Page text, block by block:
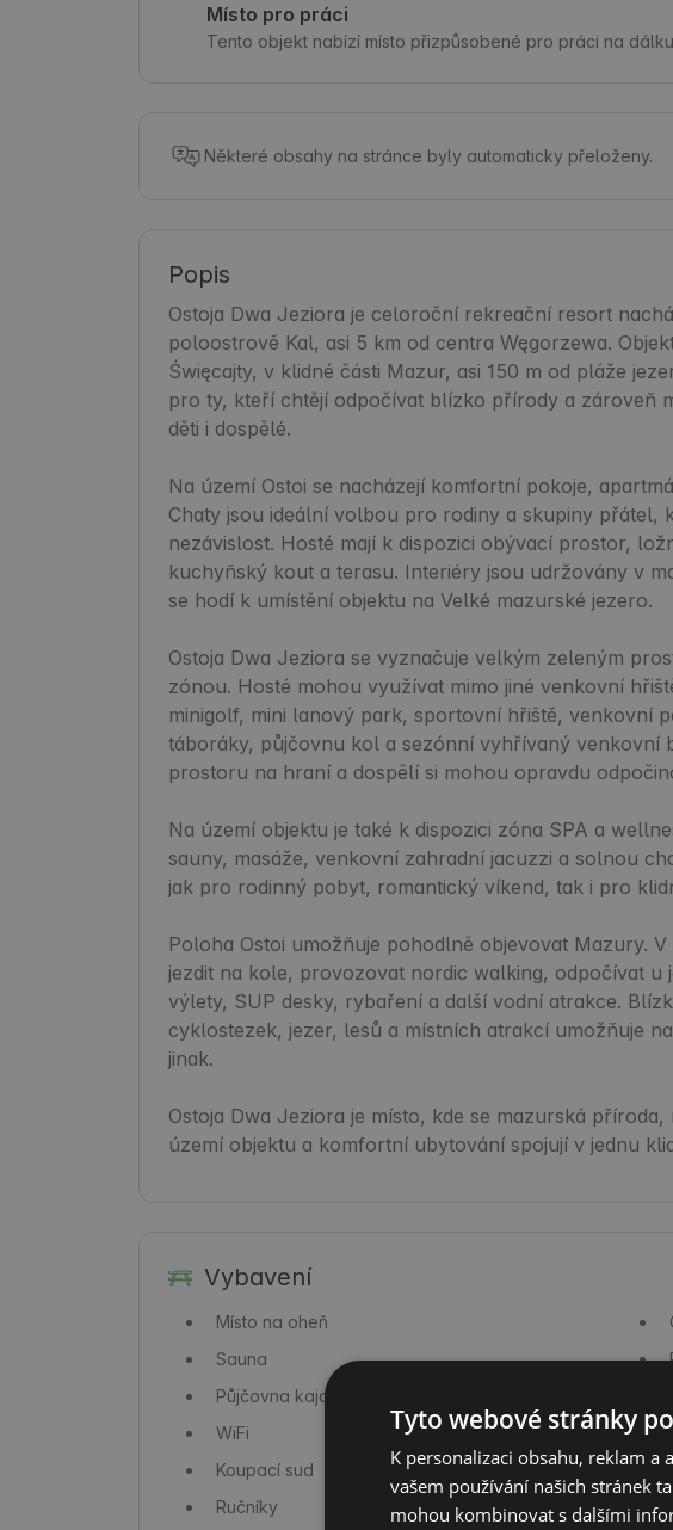
Místo pro práci
Tento objekt nabízí místo přizpůsobené pro práci na dálku
Některé obsahy na stránce byly automaticky přeloženy.
Popis
Ostoja Dwa Jeziora je celoroční rekreační resort
poloostrově Kal, asi 5 km od centra Węgorzewa.
Święcajty, v klidné části Mazur, asi 150 m od pláže
pro ty, kteří chtějí odpočívat blízko přírody a zároveň
děti i dospělé.
Na území Ostoi se nacházejí komfortní pokoje,
Chaty jsou ideální volbou pro rodiny a skupiny přátel,
nezávislost. Hosté mají k dispozici obývací prostor,
kuchyňský kout a terasu. Interiéry jsou udržovány v
se hodí k umístění objektu na Velké mazurské jezero.
Ostoja Dwa Jeziora se vyznačuje velkým zeleným
zónou. Hosté mohou využívat mimo jiné venkovní
minigolf, mini lanový park, sportovní hřiště, venkovní
táboráky, půjčovnu kol a sezónní vyhřívaný venkovní
prostoru na hraní a dospělí si mohou opravdu
Na území objektu je také k dispozici zóna SPA a
sauny, masáže, venkovní zahradní jacuzzi a solnou
jak pro rodinný pobyt, romantický víkend, tak i pro
Poloha Ostoi umožňuje pohodlně objevovat Mazury.
jezdit na kole, provozovat nordic walking, odpočívat u
výlety, SUP desky, rybaření a další vodní atrakce.
cyklostezek, jezer, lesů a místních atrakcí umožňuje
jinak.
Ostoja Dwa Jeziora je místo, kde se mazurská
území objektu a komfortní ubytování spojují v jednu
Vybavení
Místo na oheň
Sauna
Půjčovna kajaků
WiFi
Koupací sud
Ručníky
Tyto webové stránky
K personalizaci obsahu, reklam
vašem používání našich stránek
mohou kombinovat s dalšími